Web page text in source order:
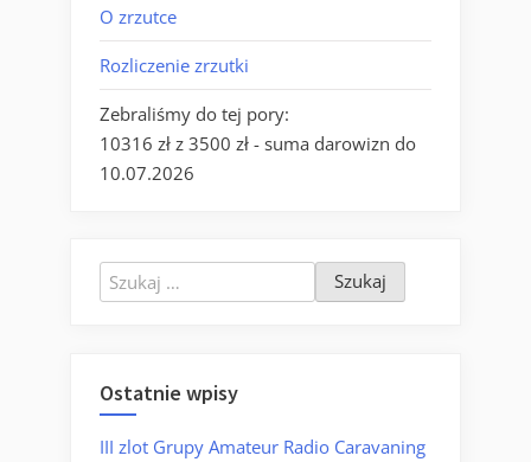
O zrzutce
Rozliczenie zrzutki
Zebraliśmy do tej pory:
10316 zł z 3500 zł - suma darowizn do
10.07.2026
Szukaj:
Ostatnie wpisy
III zlot Grupy Amateur Radio Caravaning